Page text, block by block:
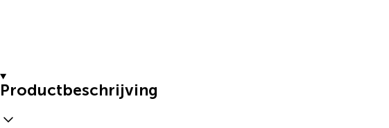
Productbeschrijving